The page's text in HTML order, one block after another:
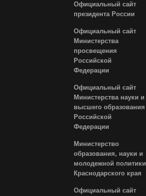
Официальный сайт
президента России
Официальный сайт
Министерства
просвещения
Российской
Федерации
Официальный сайт
Министерства науки и
высшего образования
Российской
Федерации
Министерство
образования, науки и
молодежной политики
Краснодарского края
Официальный сайт